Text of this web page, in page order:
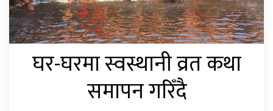
घर-घरमा स्वस्थानी व्रत कथा
समापन गरिँदै